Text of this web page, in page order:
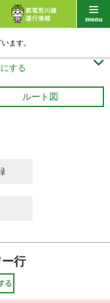
ます。
する 
ルート図
行